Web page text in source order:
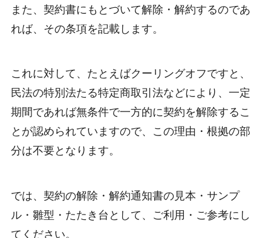
また、契約書にもとづいて解除・解約するのであ
れば、その条項を記載します。
これに対して、たとえばクーリングオフですと、
民法の特別法たる特定商取引法などにより、一定
期間であれば無条件で一方的に契約を解除するこ
とが認められていますので、この理由・根拠の部
分は不要となります。
では、契約の解除・解約通知書の見本・サンプ
ル・雛型・たたき台として、ご利用・ご参考にし
てください。